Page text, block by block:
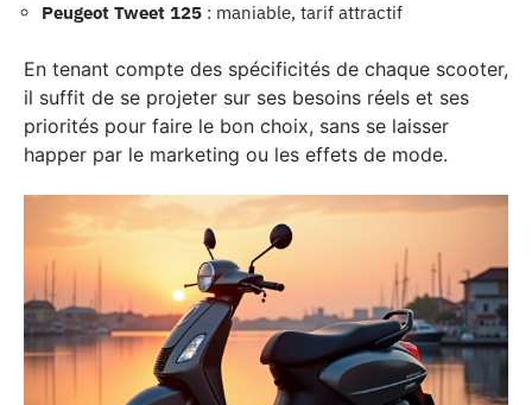
Peugeot Tweet 125 : maniable, tarif attractif
En tenant compte des spécificités de chaque scooter,
il suffit de se projeter sur ses besoins réels et ses
priorités pour faire le bon choix, sans se laisser
happer par le marketing ou les effets de mode.